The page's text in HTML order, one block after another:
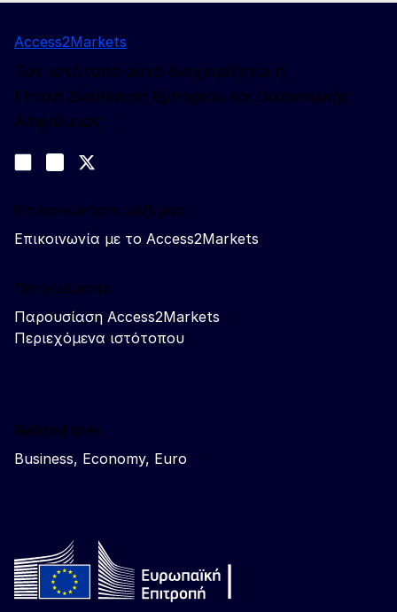
Access2Markets
Τον ιστότοπο αυτό διαχειρίζεται η:
Γενική Διεύθυνση Εμπορίου και Οικονομικής
Ασφάλειας
Join us on LinkedIn
Trade-Off podcast
Επικοινωνήστε μαζί μας
Επικοινωνία με το Access2Markets
Ποιοι είμαστε
Παρουσίαση Access2Markets
Περιεχόμενα ιστότοπου
Related sites
Business, Economy, Euro